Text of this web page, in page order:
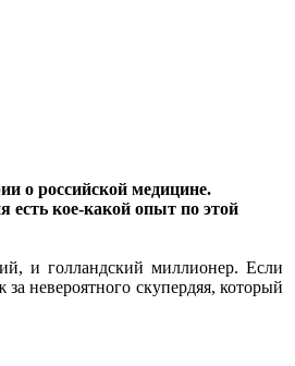
о российской медицине.
есть кое-какой опыт по этой
и голландский миллионер. Если
невероятного скупердяя, который